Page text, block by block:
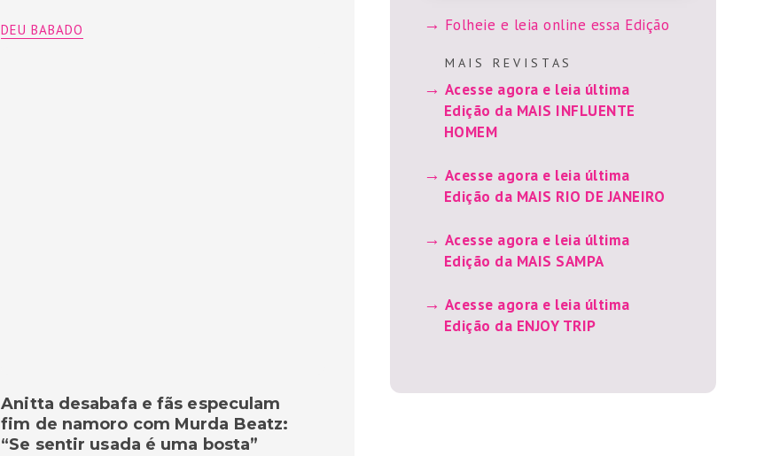
DEU BABADO
Anitta desabafa e fãs especulam
fim de namoro com Murda Beatz:
“Se sentir usada é uma bosta”
Folheie e leia online essa Edição
M A I S R E V I S T A S
Acesse agora e leia última
Edição da MAIS INFLUENTE
HOMEM
Acesse agora e leia última
Edição da MAIS RIO DE JANEIRO
Acesse agora e leia última
Edição da MAIS SAMPA
Acesse agora e leia última
Edição da ENJOY TRIP